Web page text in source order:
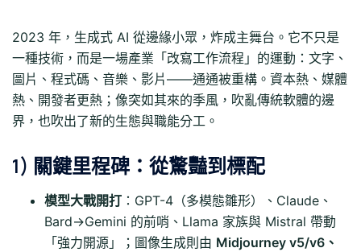
2023 年，生成式 AI 從邊緣小眾，炸成主舞台。它不只是
一種技術，而是一場產業「改寫工作流程」的運動：文字、
圖片、程式碼、音樂、影片——通通被重構。資本熱、媒體
熱、開發者更熱；像突如其來的季風，吹亂傳統軟體的邊
界，也吹出了新的生態與職能分工。
1) 關鍵里程碑：從驚豔到標配
模型大戰開打 ：GPT-4（多模態雛形）、Claude、
Bard→Gemini 的前哨、Llama 家族與 Mistral 帶動
「強力開源」；圖像生成則由 Midjourney v5/v6、